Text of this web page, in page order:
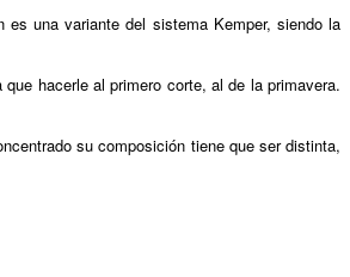
una variante del sistema Kemper, siendo la
hacerle al primero corte, al de la primavera.
su composición tiene que ser distinta,